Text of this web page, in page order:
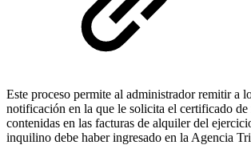
Este proceso permite al administrador remitir a
notificación en la que le solicita el certificado de
contenidas en las facturas de alquiler del
inquilino debe haber ingresado en la Agencia